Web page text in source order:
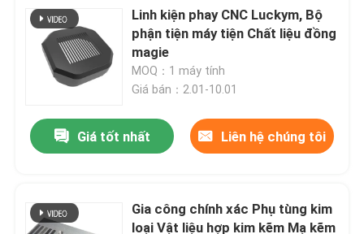
Linh kiện phay CNC Luckym, Bộ
phận tiện máy tiện Chất liệu đồng
magie
MOQ：1 máy tính
Giá bán：2.01-10.01
Giá tốt nhất Liên hệ chúng tôi
Gia công chính xác Phụ tùng kim
loại Vật liệu hợp kim kẽm Mạ kẽm